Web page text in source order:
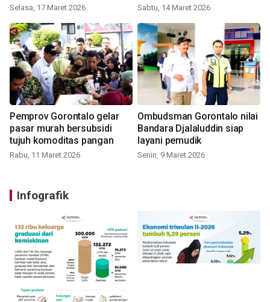
Selasa, 17 Maret 2026 Sabtu, 14 Maret 2026
Pemprov Gorontalo gelar
pasar murah bersubsidi
tujuh komoditas pangan
Rabu, 11 Maret 2026
Ombudsman Gorontalo nilai
Bandara Djalaluddin siap
layani pemudik
Senin, 9 Maret 2026
Infografik